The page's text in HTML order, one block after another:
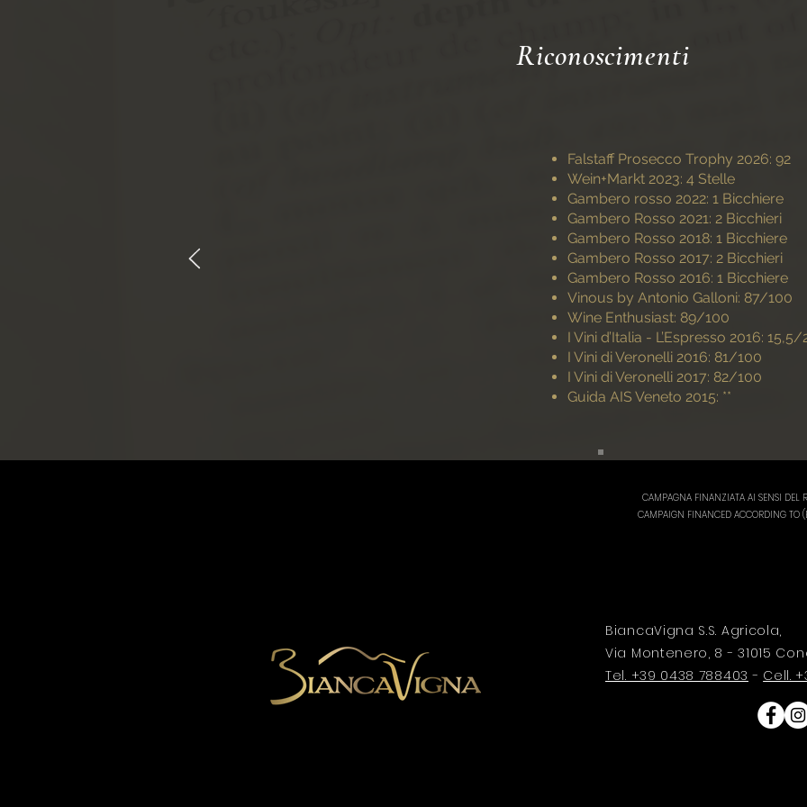
Riconoscimenti
Falstaff Prosecco Trophy 2026: 92
Wein+Markt 2023: 4 Stelle
Gambero rosso 2022: 1 Bicchiere
Gambero Rosso 2021: 2 Bicchieri
Gambero Rosso 2018: 1 Bicchiere
Gambero Rosso 2017: 2 Bicchieri
Gambero Rosso 2016: 1 Bicchiere
Vinous by Antonio Galloni: 87/100
Wine Enthusiast: 89/100
I Vini d’Italia - L’Espresso 2016: 15,5/
I Vini di Veronelli 2016: 81/100
I Vini di Veronelli 2017: 82/100
Guida AIS Veneto 2015: **
CAMPAGNA FINANZIATA AI SENSI DEL
CAMPAIGN FINANCED ACCORDING TO
BiancaVigna S.S. Agricola,
Via Montenero, 8 - 31015
Tel. +39 0438 788403 - Cell.